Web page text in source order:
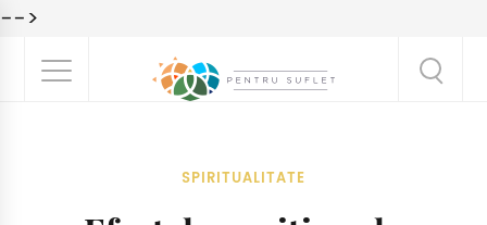
-->
SPIRITUALITATE